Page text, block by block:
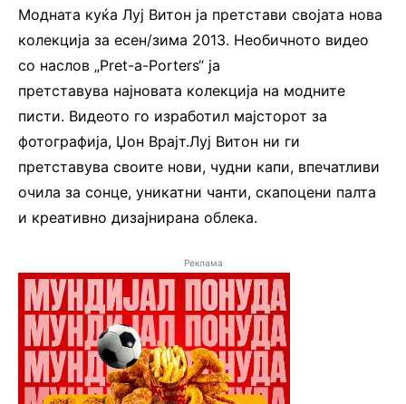
Модната куќа Луј Витон ја претстави својата нова
колекција за есен/зима 2013. Необичното видео
со наслов „Pret-а-Porters“ ја
претставува најновата колекција на модните
писти. Видеото го изработил мајсторот за
фотографија, Џон Врајт.Луј Витон ни ги
претставува своите нови, чудни капи, впечатливи
очила за сонце, уникатни чанти, скапоцени палта
и креативно дизајнирана облека.
Реклама